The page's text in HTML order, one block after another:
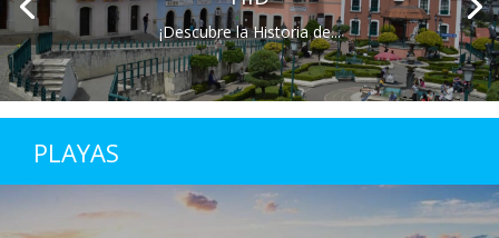
¡Descubre la Historia de...
PLAYAS